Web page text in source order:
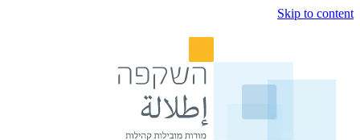
Skip to content